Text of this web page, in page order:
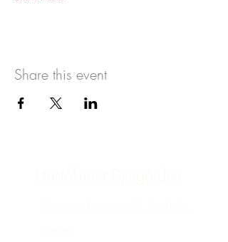
Share this event